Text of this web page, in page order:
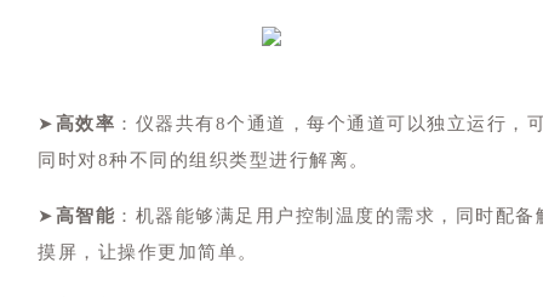
➤高效率 ：仪器共有8个通道，每个通道可以独立运行，
同时对8种不同的组织类型进行解离。
➤高智能 ：机器能够满足用户控制温度的需求，同时配备
摸屏，让操作更加简单。